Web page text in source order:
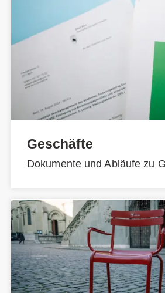
Geschäfte
Dokumente und Abläufe zu